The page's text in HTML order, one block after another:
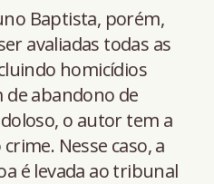
Baptista, porém,
avaliadas todas as
homicídios
de abandono de
o autor tem a
Nesse caso, a
é levada ao tribunal